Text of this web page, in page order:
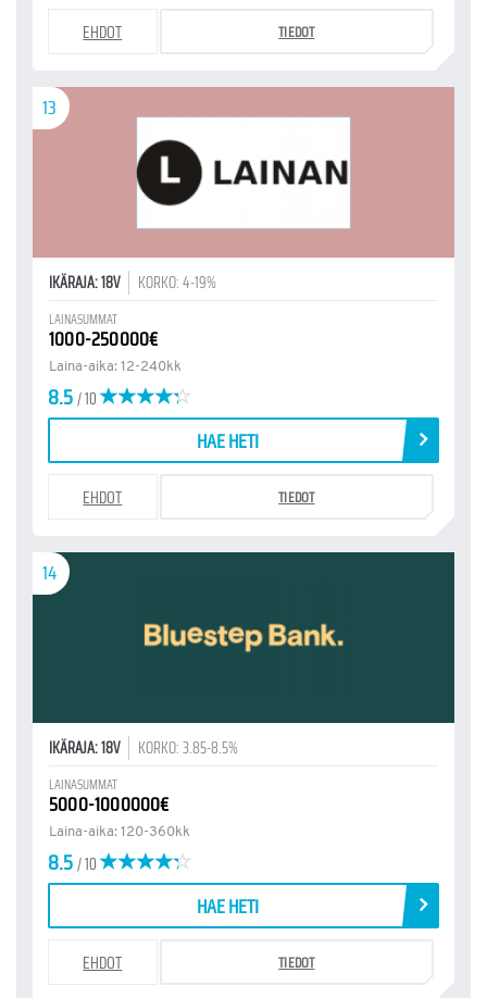
EHDOT TIEDOT
13
IKÄRAJA: 18V KORKO: 4-19%
LAINASUMMAT
1000-250000€
Laina-aika: 12-240kk
8.5/ 10
HAE HETI
EHDOT TIEDOT
14
IKÄRAJA: 18V KORKO: 3.85-8.5%
LAINASUMMAT
5000-1000000€
Laina-aika: 120-360kk
8.5/ 10
HAE HETI
EHDOT TIEDOT